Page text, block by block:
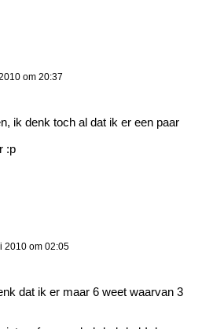
om 20:37
ik denk toch al dat ik er een paar
:p
2010 om 02:05
dat ik er maar 6 weet waarvan 3